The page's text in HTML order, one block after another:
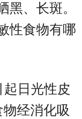
黑、长斑。
性食物有哪
日光性皮
经消化吸